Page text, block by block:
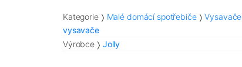
Kategorie Malé domácí spotřebiče Vysavače
vysavače
Výrobce
Jolly